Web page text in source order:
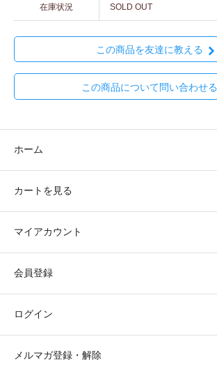
在庫状況 SOLD OUT
この商品を友達に教える
この商品について問い合わせる
ホーム
カートを見る
マイアカウント
会員登録
ログイン
メルマガ登録・解除